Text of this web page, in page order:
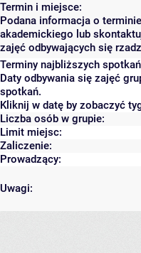
Termin i miejsce:
Podana informacja o
akademickiego lub
zajęć odbywających się
Terminy najbliższych
Daty odbywania się zajęć
spotkań.
Kliknij w datę by zobaczyć
Liczba osób w grupie:
Limit miejsc:
Zaliczenie:
Prowadzący:
Uwagi: